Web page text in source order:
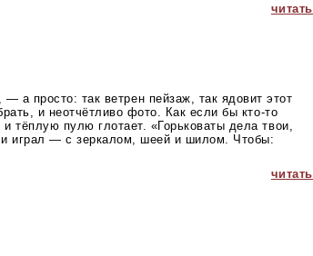
читать
а просто: так ветрен пейзаж, так ядовит этот
и неотчётливо фото. Как если бы кто-то
тёплую пулю глотает. «Горьковаты дела твои,
играл — с зеркалом, шеей и шилом. Чтобы:
читать